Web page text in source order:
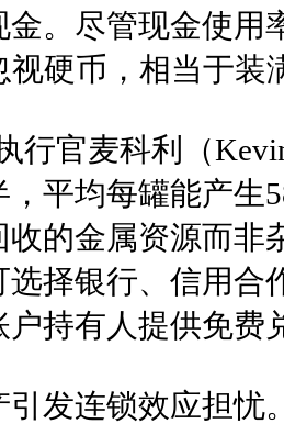
金。尽管现金使用
视硬币，相当于
行官麦科利（
，平均每罐能产生
收的金属资源而非
选择银行、信用合
户持有人提供免费
引发连锁效应担忧